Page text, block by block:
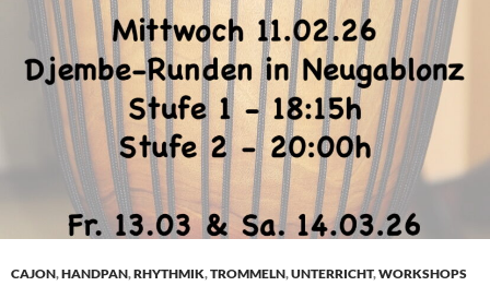
CAJON,HANDPAN,RHYTHMIK,TROMMELN,UNTERRICHT,WORKSHOPS